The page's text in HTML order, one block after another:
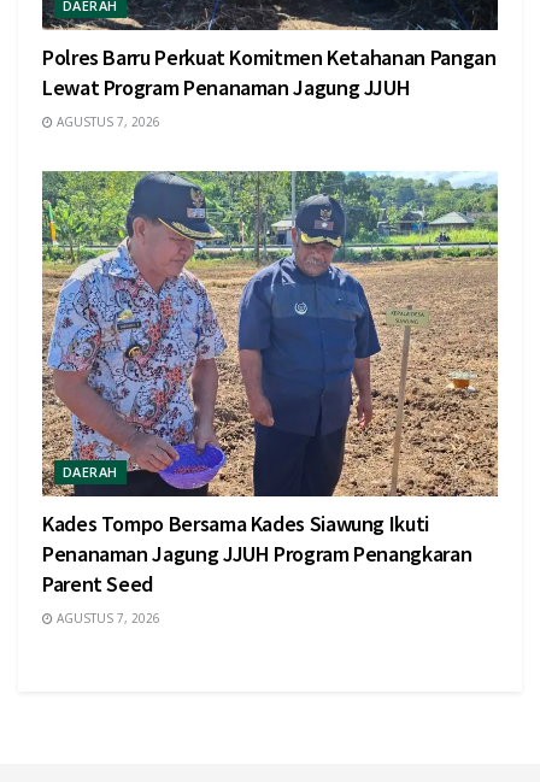
DAERAH
Polres Barru Perkuat Komitmen Ketahanan Pangan
Lewat Program Penanaman Jagung JJUH
AGUSTUS 7, 2026
DAERAH
Kades Tompo Bersama Kades Siawung Ikuti
Penanaman Jagung JJUH Program Penangkaran
Parent Seed
AGUSTUS 7, 2026